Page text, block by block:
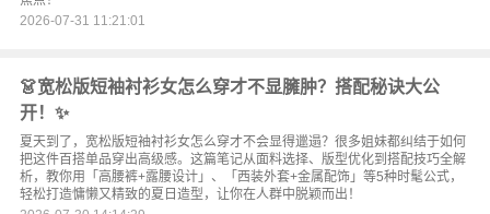
2026-07-31 11:21:01
👗宽松版短袖衬衫女怎么穿才不显臃肿？搭配秘诀大公
开！✨
夏天到了，宽松版短袖衬衫女怎么穿才不会显得邋遢？很多姐妹都纠结于如何
把这件百搭单品穿出高级感。这篇笔记从面料选择、版型优化到搭配技巧全解
析，教你用「高腰裤+露腰设计」、「西装外套+金属配饰」等5种时髦公式，
轻松打造慵懒又精致的夏日造型，让你在人群中脱颖而出！